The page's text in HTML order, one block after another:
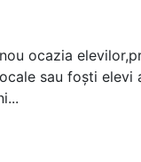
ocazia
sau foşti elevi